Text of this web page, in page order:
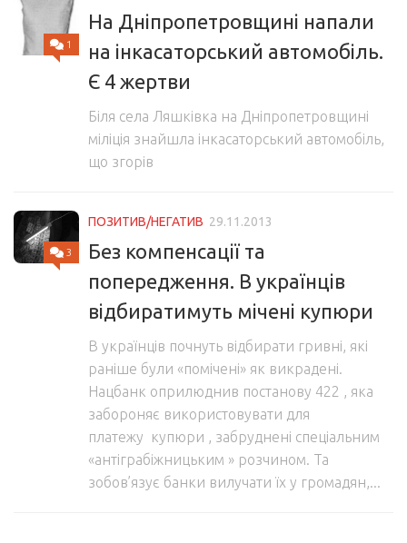
1
На Дніпропетровщині напали
на інкасаторський автомобіль.
Є 4 жертви
Біля села Ляшківка на Дніпропетровщині
міліція знайшла інкасаторський автомобіль,
що згорів
3
ПОЗИТИВ/НЕГАТИВ 29.11.2013
Без компенсації та
попередження. В українців
відбиратимуть мічені купюри
В українців почнуть відбирати гривні, які
раніше були «помічені» як викрадені.
Нацбанк оприлюднив постанову 422 , яка
забороняє використовувати для
платежу купюри , забруднені спеціальним
«антіграбіжницьким » розчином. Та
зобов’язує банки вилучати їх у громадян,...